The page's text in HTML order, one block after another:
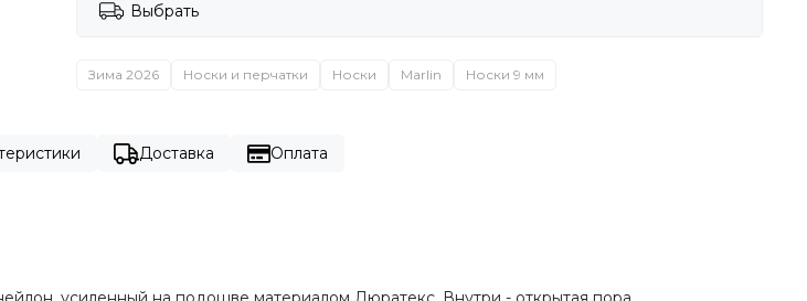
Выбрать
Зима 2026 Носки и перчатки Носки Marlin Носки 9 мм
Доставка Оплата